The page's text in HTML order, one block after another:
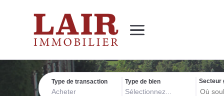
Immobilier
Nous découvrir
Nos services
Contact
Nos actualités
SUIVEZ-NOUS SUR LES RÉSEAUX SOCIAUX
Type de transaction
Acheter
Type de bien
Sélectionnez...
Secteur